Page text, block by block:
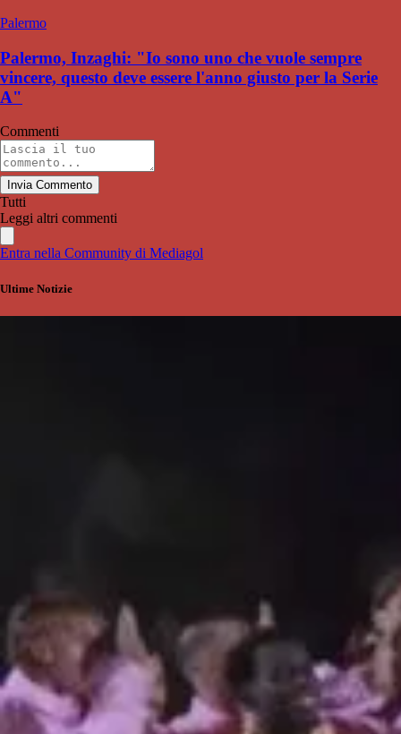
Palermo
Palermo, Inzaghi: "Io sono uno che vuole sempre
vincere, questo deve essere l'anno giusto per la Serie
A"
Commenti
Invia Commento
Tutti
Leggi altri commenti
Entra nella Community di Mediagol
Ultime Notizie